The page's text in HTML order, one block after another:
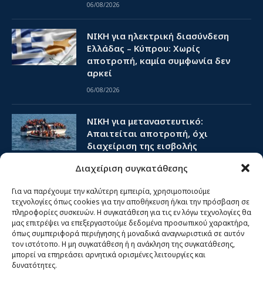
Διαχείριση συγκατάθεσης
Για να παρέχουμε την καλύτερη εμπειρία, χρησιμοποιούμε
τεχνολογίες όπως cookies για την αποθήκευση ή/και την πρόσβαση σε
πληροφορίες συσκευών. Η συγκατάθεση για τις εν λόγω τεχνολογίες θα
μας επιτρέψει να επεξεργαστούμε δεδομένα προσωπικού χαρακτήρα,
όπως συμπεριφορά περιήγησης ή μοναδικά αναγνωριστικά σε αυτόν
τον ιστότοπο. Η μη συγκατάθεση ή η ανάκληση της συγκατάθεσης,
μπορεί να επηρεάσει αρνητικά ορισμένες λειτουργίες και
δυνατότητες.
06/08/2026
ΝΙΚΗ για ηλεκτρική διασύνδεση
Ελλάδας – Κύπρου: Χωρίς
αποτροπή, καμία συμφωνία δεν
αρκεί
06/08/2026
ΝΙΚΗ για μεταναστευτικό:
Απαιτείται αποτροπή, όχι
διαχείριση της εισβολής
ΑΡΧΕΙΟ ΔΕΛΤΙΩΝ ΤΥΠΟΥ
Δελτία τύπου
Συναντήσεις